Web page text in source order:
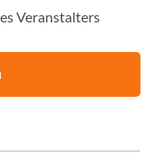
Veranstalters